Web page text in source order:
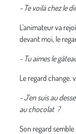
- Te voilà chez le
L'animateur va
devant moi, le
- Tu aimes le
Le regard change.
- J'en suis au
au chocolat ?
Son regard